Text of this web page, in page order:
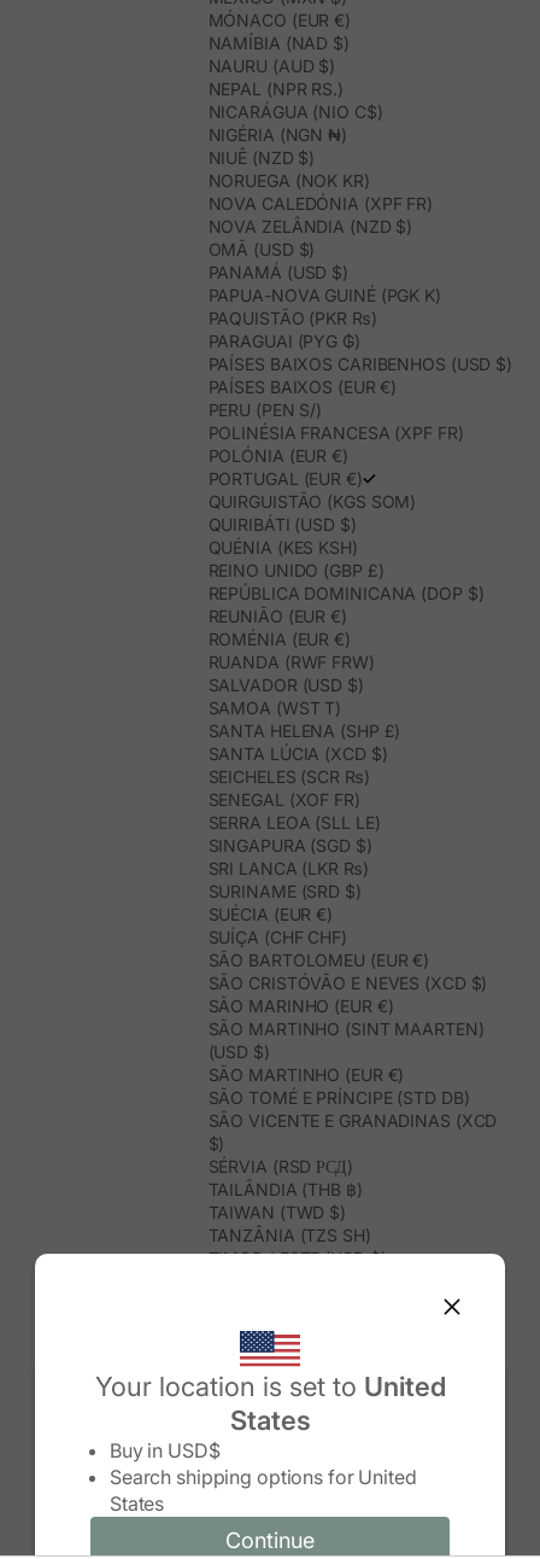
Your location is set to United
States
Buy in USD$
Search shipping options for United
States
Continue
Change country/region
Continue
MÓNACO (EUR €)
NAMÍBIA (NAD $)
NAURU (AUD $)
NEPAL (NPR RS.)
NICARÁGUA (NIO C$)
NIGÉRIA (NGN ₦)
NIUÊ (NZD $)
NORUEGA (NOK KR)
NOVA CALEDÓNIA (XPF FR)
NOVA ZELÂNDIA (NZD $)
OMÃ (USD $)
PANAMÁ (USD $)
PAPUA-NOVA GUINÉ (PGK K)
PAQUISTÃO (PKR ₨)
PARAGUAI (PYG ₲)
PAÍSES BAIXOS CARIBENHOS (USD $)
PAÍSES BAIXOS (EUR €)
PERU (PEN S/)
POLINÉSIA FRANCESA (XPF FR)
POLÓNIA (EUR €)
PORTUGAL (EUR €)
QUIRGUISTÃO (KGS SOM)
QUIRIBÁTI (USD $)
QUÉNIA (KES KSH)
REINO UNIDO (GBP £)
REPÚBLICA DOMINICANA (DOP $)
REUNIÃO (EUR €)
ROMÉNIA (EUR €)
RUANDA (RWF FRW)
SALVADOR (USD $)
SAMOA (WST T)
SANTA HELENA (SHP £)
SANTA LÚCIA (XCD $)
SEICHELES (SCR ₨)
SENEGAL (XOF FR)
SERRA LEOA (SLL LE)
SINGAPURA (SGD $)
SRI LANCA (LKR ₨)
SURINAME (SRD $)
SUÉCIA (EUR €)
SUÍÇA (CHF CHF)
SÃO BARTOLOMEU (EUR €)
SÃO CRISTÓVÃO E NEVES (XCD $)
SÃO MARINHO (EUR €)
SÃO MARTINHO (SINT MAARTEN)
(USD $)
SÃO MARTINHO (EUR €)
SÃO TOMÉ E PRÍNCIPE (STD DB)
SÃO VICENTE E GRANADINAS (XCD
$)
SÉRVIA (RSD РСД)
TAILÂNDIA (THB ฿)
TAIWAN (TWD $)
TANZÂNIA (TZS SH)
TIMOR-LESTE (USD $)
TRINDADE E TOBAGO (TTD $)
TUNÍSIA (USD $)
TURQUEMENISTÃO (USD $)
TURQUIA (TRY ₺)
TUVALU (AUD $)
UGANDA (UGX USH)
URUGUAI (UYU $U)
USBEQUISTÃO (UZS SO'M)
VENEZUELA (USD $)